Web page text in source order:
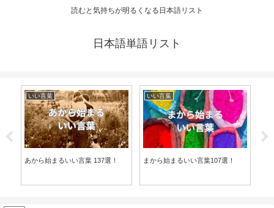
読むと気持ちが明るくなる日本語リスト
日本語単語リスト
いい言葉
あから始まるいい言葉 137選！
いい言葉
まから始まるいい言葉107選！